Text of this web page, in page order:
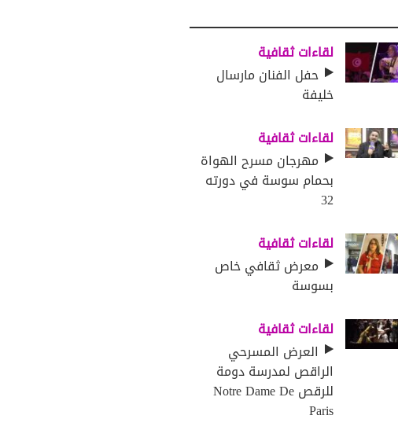
لقاءات ثقافية
حفل الفنان مارسال
خليفة
لقاءات ثقافية
مهرجان مسرح الهواة
بحمام سوسة في دورته
32
لقاءات ثقافية
معرض ثقافي خاص
بسوسة
لقاءات ثقافية
العرض المسرحي
الراقص لمدرسة دومة
للرقص Notre Dame De
Paris